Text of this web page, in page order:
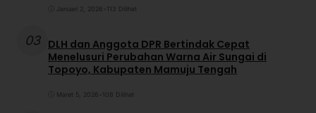
Januari 2, 2026 113 Dilihat
03 DLH dan Anggota DPR Bertindak Cepat
Menelusuri Perubahan Warna Air Sungai di
Topoyo, Kabupaten Mamuju Tengah
Maret 5, 2026 108 Dilihat